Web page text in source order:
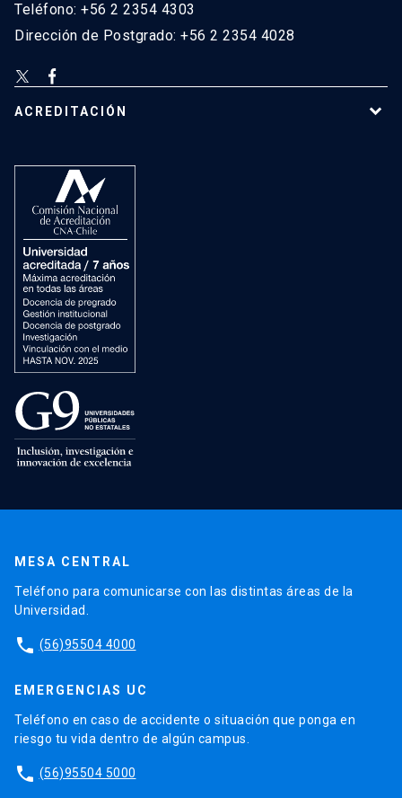
Teléfono: +56 2 2354 4303
Dirección de Postgrado: +56 2 2354 4028
ACREDITACIÓN
MESA CENTRAL
Teléfono para comunicarse con las distintas áreas de la
Universidad.
phone (56)95504 4000
EMERGENCIAS UC
Teléfono en caso de accidente o situación que ponga en
riesgo tu vida dentro de algún campus.
phone (56)95504 5000